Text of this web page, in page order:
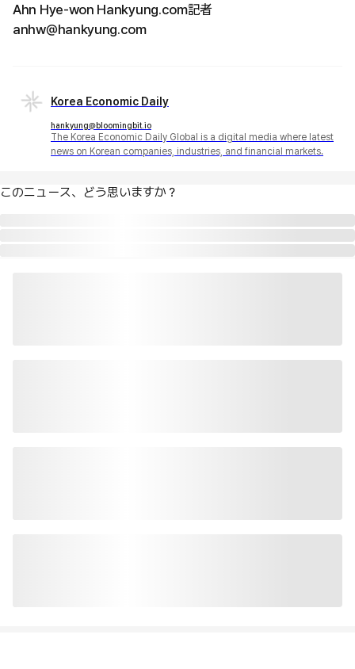
Ahn Hye-won Hankyung.com記者
anhw@hankyung.com
Korea Economic Daily
hankyung@bloomingbit.io
The Korea Economic Daily Global is a digital media where latest
news on Korean companies, industries, and financial markets.
このニュース、どう思いますか？